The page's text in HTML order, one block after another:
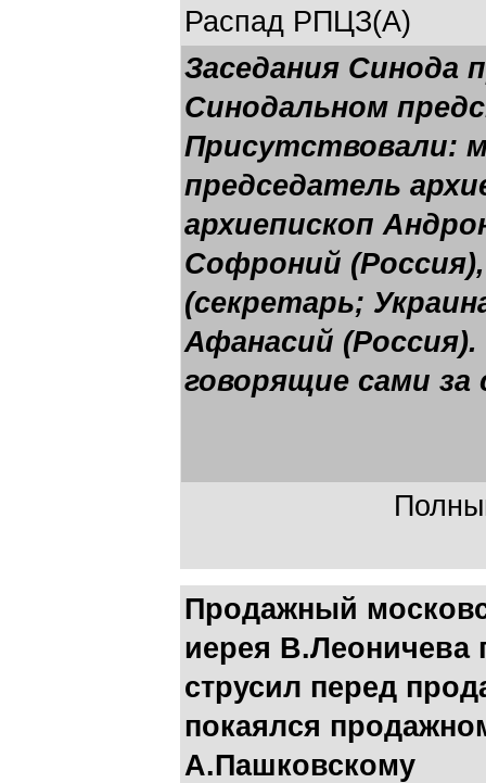
Распад РПЦЗ(А)
Заседания Синода
Синодальном
Присутствовали:
председатель
архиепископ
Софроний
(секретарь;
Афанасий
говорящие сами за
Продажный
иерея
струсил перед
покаялся
А.Пашковскому